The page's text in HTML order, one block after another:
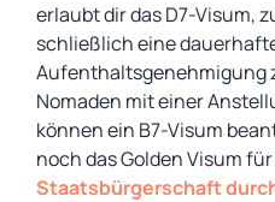
erlaubt dir das D7-Visum,
schließlich eine
Aufenthaltsgenehmigung
Nomaden mit einer
können ein B7-Visum
noch das Golden Visum für
Staatsbürgerschaft